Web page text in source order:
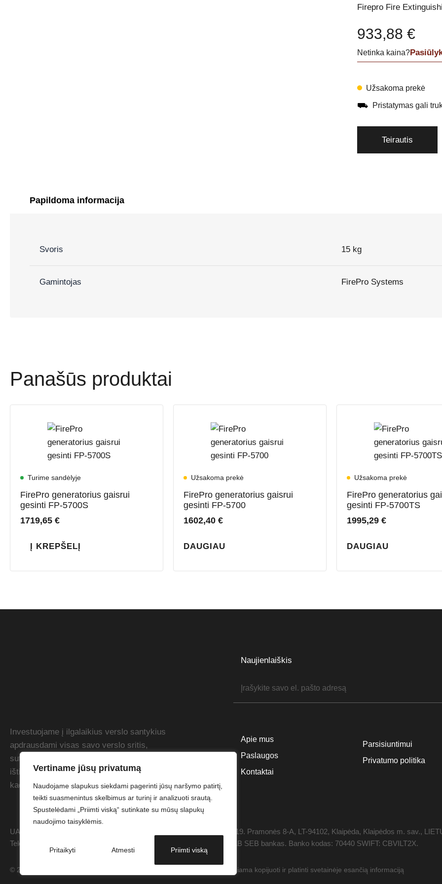
Vertiname jūsų privatumą
Naudojame slapukus siekdami pagerinti jūsų naršymo patirtį,
teikti suasmenintus skelbimus ar turinį ir analizuoti srautą.
Spustelėdami „Priimti viską“ sutinkate su mūsų slapukų
naudojimo taisyklėmis.
Pritaikyti Atmesti Priimti viską
Firepro Fire
933,88€
Netinka kaina?
Užsakoma prekė
⛟ Pristatymas gali
Teirautis
Papildoma informacija
Svoris 15 kg
Gamintojas FirePro Systems
Panašūs produktai
Turime sandėlyje
FirePro generatorius gaisrui
gesinti FP-5700S
1719,65 €
Į KREPŠELĮ
Užsakoma prekė
FirePro generatorius gaisrui
gesinti FP-5700
1602,40 €
DAUGIAU
Užsakoma prekė
FirePro generatorius
gesinti FP-5700TS
1995,29 €
DAUGIAU
Investuojame į ilgalaikius verslo santykius
apdrausdami visas savo verslo sritis,
suteikdami lanksčias atsiskaitymo sąlygas
ištikimiems klientams. Siekiame dirbti taip,
kad viršytume Jūsų lūkesčius.
Naujienlaiškis
Apie mus
Paslaugos
Kontaktai
Parsisiuntimui
Privatumo politika
UAB "Garant Protech". Kodas: 304863046 PVM kodas: LT100011731119. Pramonės 8-A, LT-94102, Klaipėda, Klaipėdos m. sav.,
Telefonas: +37046416208. Sąskaitos nr.: LT86 7044 0600 0823 0358, AB SEB bankas. Banko kodas: 70440 SWIFT: CBVILT2X.
© 2026 UAB "Garant Protech". Be UAB "Garant Protech" sutikimo draudžiama kopijuoti ir platinti svetainėje esančią informaciją